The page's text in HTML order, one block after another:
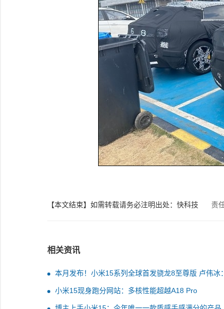
【本文结束】如需转载请务必注明出处：快科技 责
相关资讯
本月发布！小米15系列全球首发骁龙8至尊版 卢伟冰
芯皇
小米15现身跑分网站：多核性能超越A18 Pro